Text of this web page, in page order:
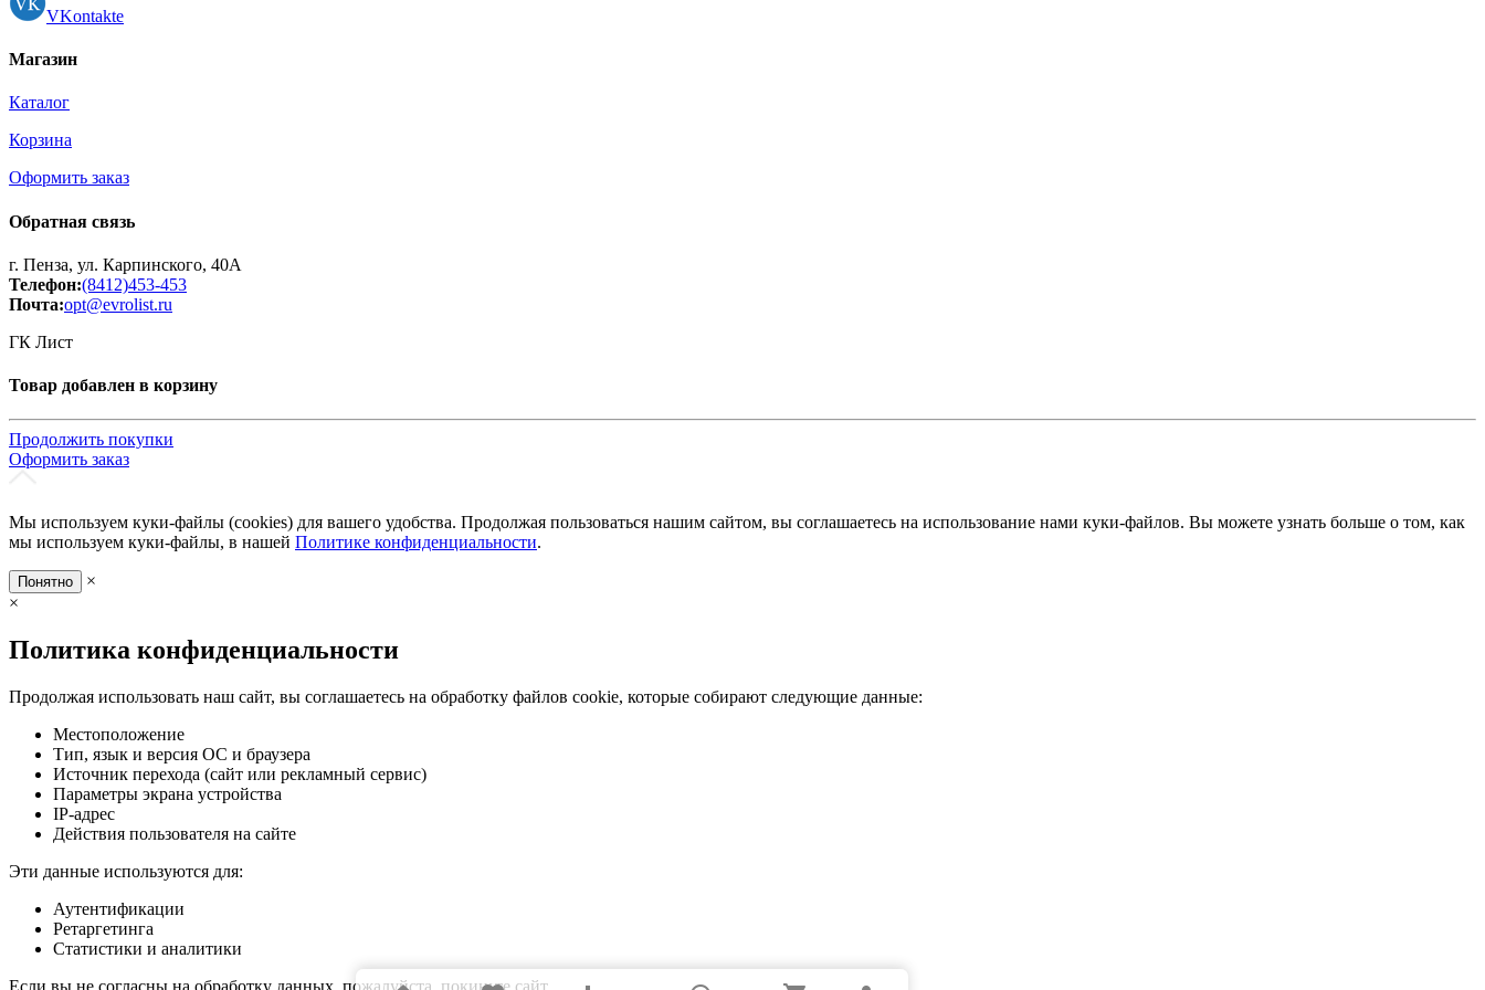
VKontakte
Магазин
Каталог
Корзина
Оформить заказ
Обратная связь
г. Пенза, ул. Карпинского, 40А
Телефон:(8412)453-453
Почта:opt@evrolist.ru
ГК Лист
Товар добавлен в корзину
Продолжить покупки
Оформить заказ
Мы используем куки-файлы (cookies) для вашего удобства. Продолжая пользоваться нашим сайтом, вы соглашаетесь на использование нами куки-файлов. Вы можете узнать больше о том, как
мы используем куки-файлы, в нашей Политике конфиденциальности.
Понятно
×
×
Политика конфиденциальности
Продолжая использовать наш сайт, вы соглашаетесь на обработку файлов cookie, которые собирают следующие данные:
Местоположение
Тип, язык и версия ОС и браузера
Источник перехода (сайт или рекламный сервис)
Параметры экрана устройства
IP-адрес
Действия пользователя на сайте
Эти данные используются для:
Аутентификации
Ретаргетинга
Статистики и аналитики